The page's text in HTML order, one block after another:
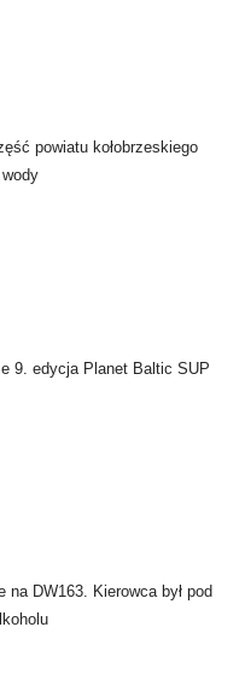
powiatu kołobrzeskiego
9. edycja Planet Baltic SUP
na DW163. Kierowca był pod